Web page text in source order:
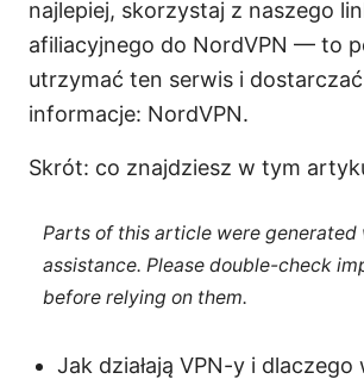
najlepiej, skorzystaj z naszego
afiliacyjnego do NordVPN — to
utrzymać ten serwis i
informacje: NordVPN.
Skrót: co znajdziesz w tym
Parts of this article were generated
assistance. Please double-check
before relying on them.
Jak działają VPN-y i